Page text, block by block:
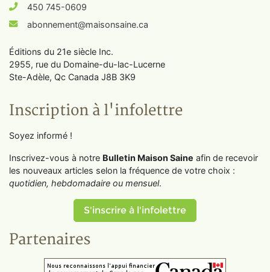
450 745-0609
abonnement@maisonsaine.ca
Éditions du 21e siècle Inc.
2955, rue du Domaine-du-lac-Lucerne
Ste-Adèle, Qc Canada J8B 3K9
Inscription à l'infolettre
Soyez informé !
Inscrivez-vous à notre Bulletin Maison Saine afin de recevoir
les nouveaux articles selon la fréquence de votre choix :
quotidien, hebdomadaire ou mensuel.
S'inscrire à l'infolettre
Partenaires